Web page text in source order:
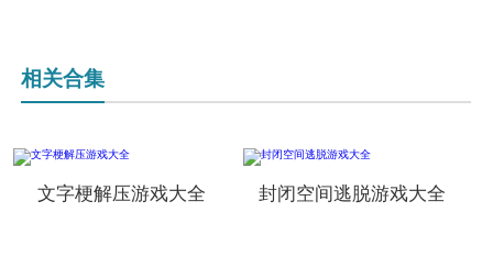
相关合集
文字梗解压游戏大全 封闭空间逃脱游戏大全